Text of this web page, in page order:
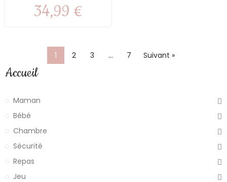
34,99 €
1 2 3 … 7 Suivant »
Accueil
Maman
Bébé
Chambre
Sécurité
Repas
Jeu